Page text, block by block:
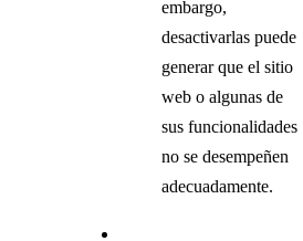
embargo,
desactivarlas puede
generar que el sitio
web o algunas de
sus funcionalidades
no se desempeñen
adecuadamente.